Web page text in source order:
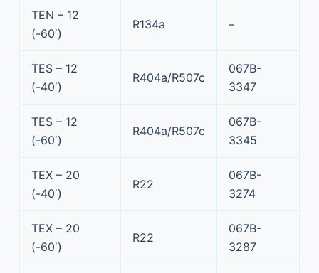
TEN – 12
(-60′)
R134a –
TES – 12
(-40′)
R404a/R507c
067B-
3347
TES – 12
(-60′)
R404a/R507c
067B-
3345
TEX – 20
(-40′)
R22
067B-
3274
TEX – 20
(-60′)
R22
067B-
3287